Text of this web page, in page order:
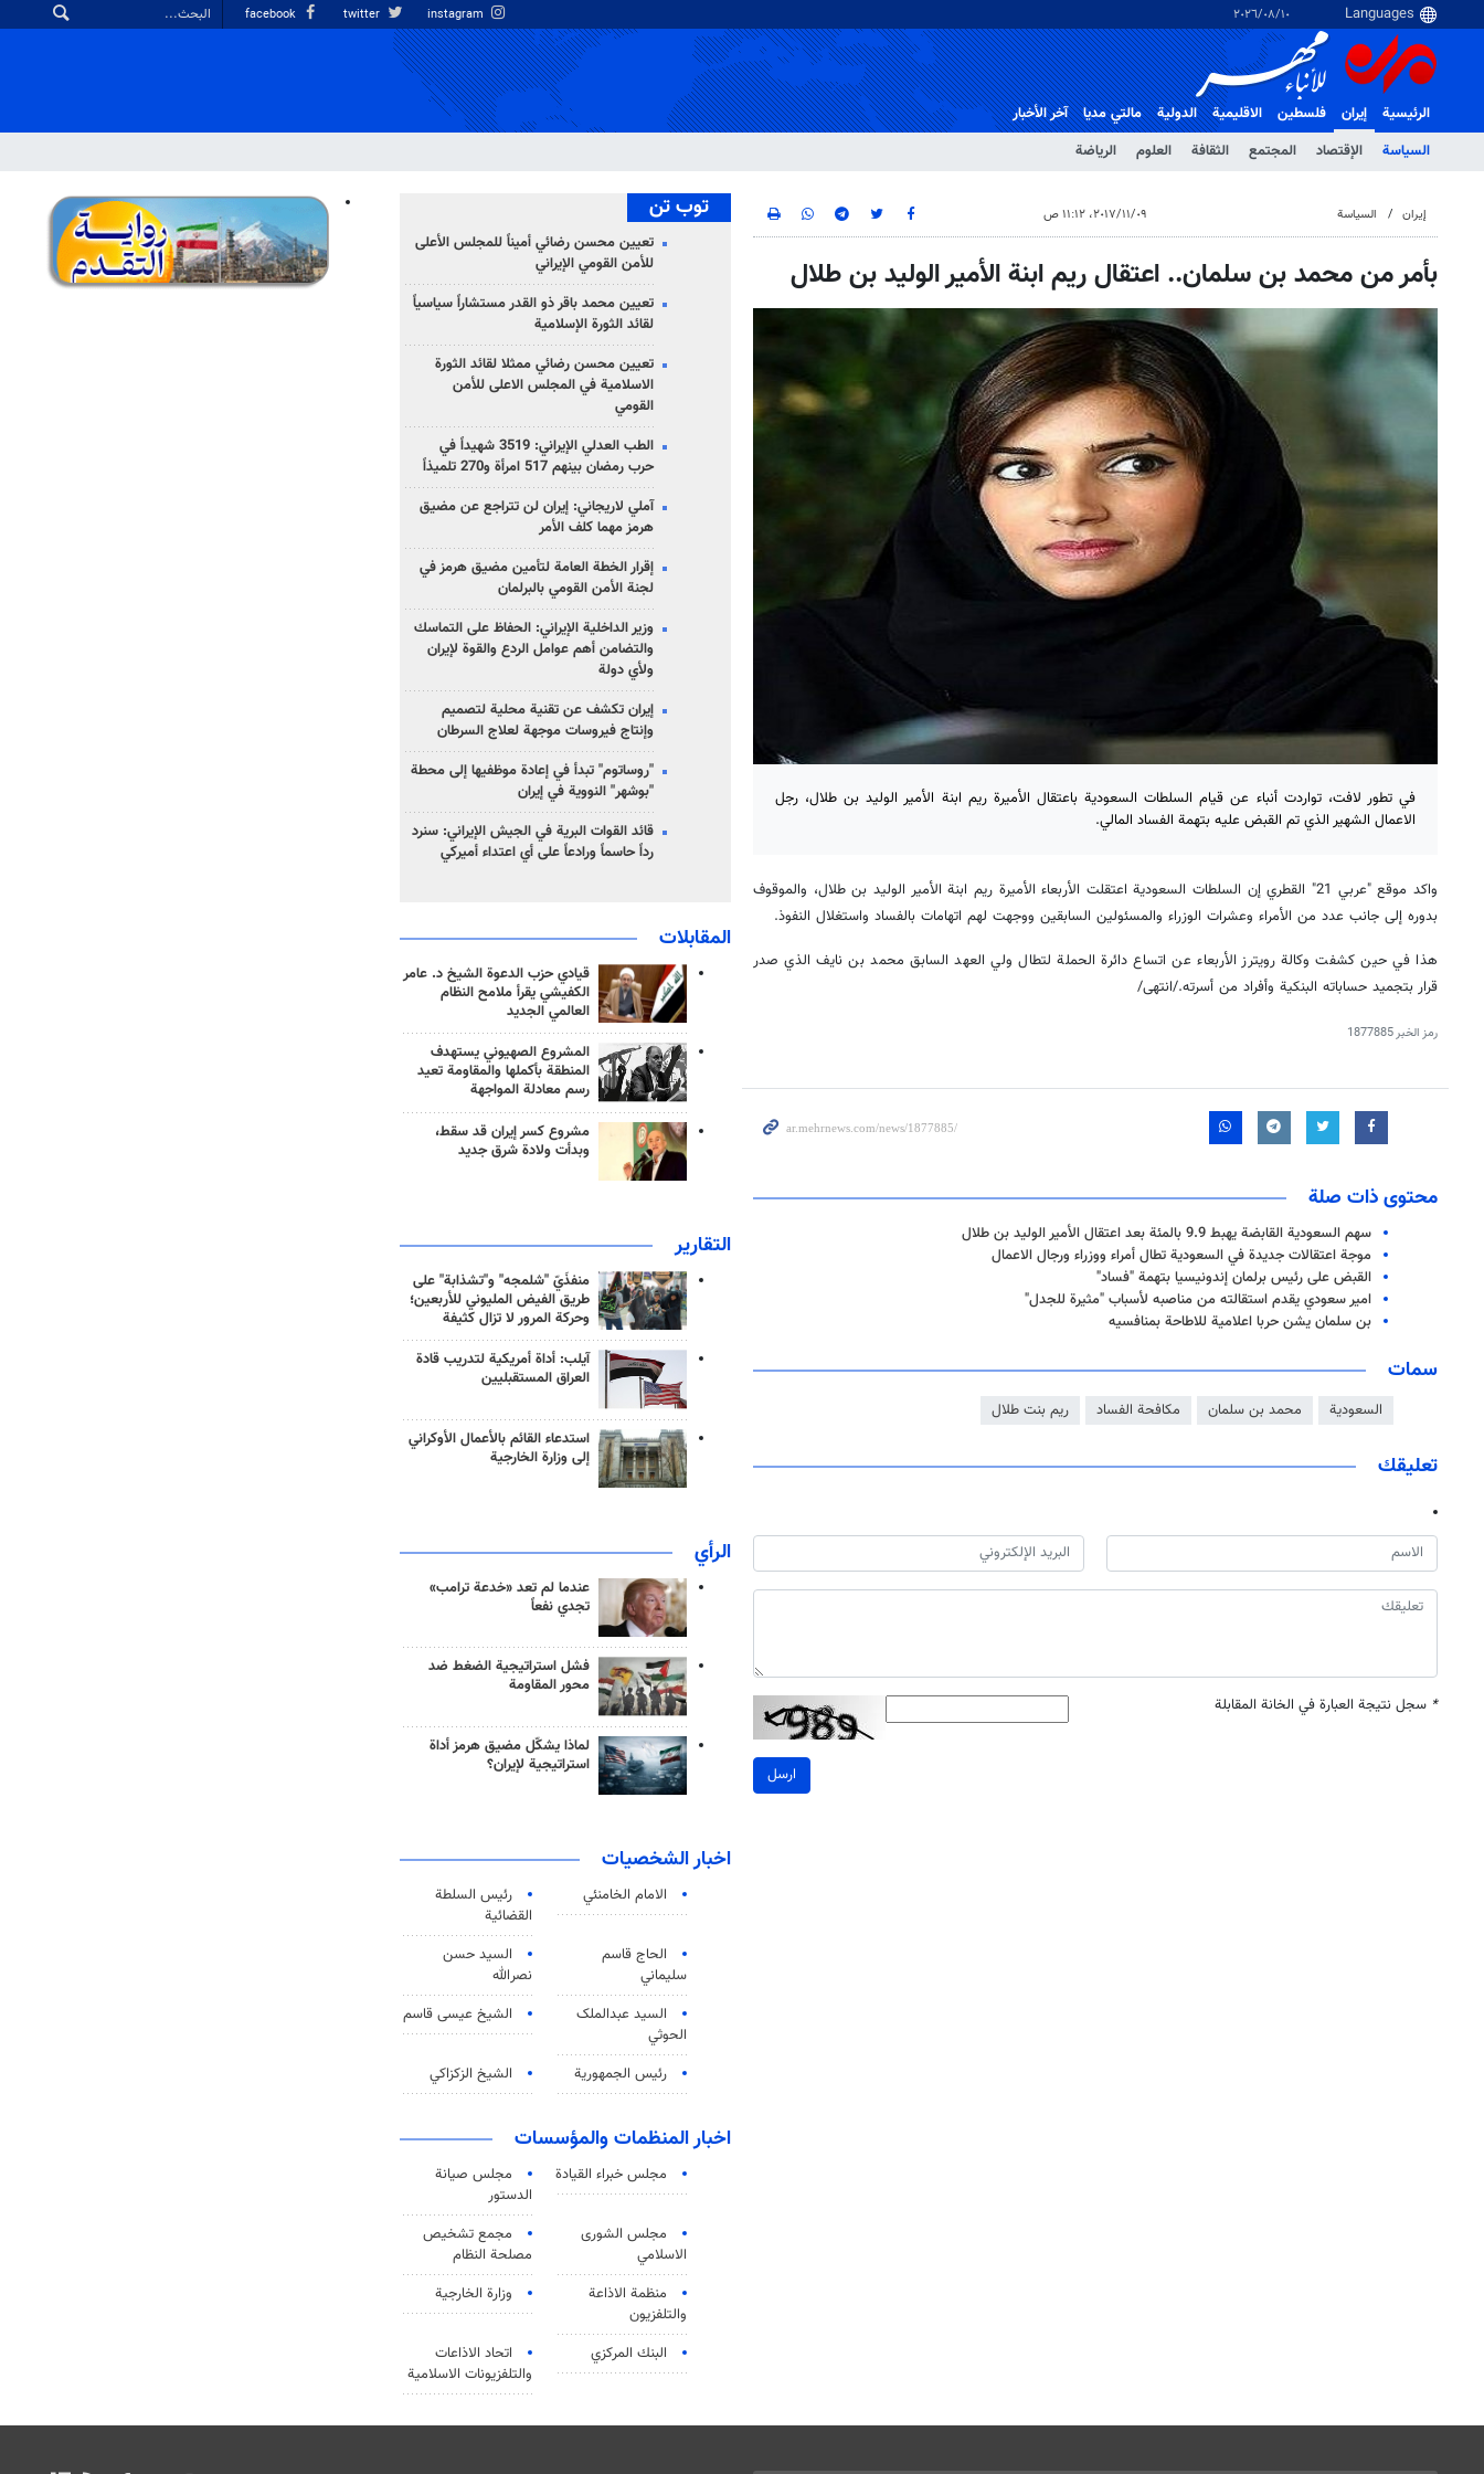
١٠‏/٠٨‏/٢٠٢٦
الرئيسية
إيران
السياسة
الإقتصاد المجتمع الثقافة العلوم الرياضة
فلسطین الاقلیمیة الدولية مالتي مدیا آخر الأخبار
إيران السياسة ٠٩‏/١١‏/٢٠١٧، ١١:١٢ ص
بأمر من محمد بن سلمان.. اعتقال ريم ابنة الأمير الوليد بن طلال
في تطور لافت، تواردت أنباء عن قيام السلطات السعودية باعتقال الأميرة ريم ابنة الأمير الوليد بن طلال، رجل
الاعمال الشهير الذي تم القبض عليه بتهمة الفساد المالي.
واكد موقع "عربي 21" القطري إن السلطات السعودية اعتقلت الأربعاء الأميرة ريم ابنة الأمير الوليد بن طلال، والموقوف
بدوره إلى جانب عدد من الأمراء وعشرات الوزراء والمسئولين السابقين ووجهت لهم اتهامات بالفساد واستغلال النفوذ.
هذا في حين كشفت وكالة رويترز الأربعاء عن اتساع دائرة الحملة لتطال ولي العهد السابق محمد بن نايف الذي صدر
قرار بتجميد حساباته البنكية وأفراد من أسرته./انتهى/
رمز الخبر1877885
محتوى ذات صلة
سهم السعودية القابضة يهبط 9.9 بالمئة بعد اعتقال الأمير الوليد بن طلال
موجة اعتقالات جديدة في السعودية تطال أمراء ووزراء ورجال الاعمال
القبض على رئيس برلمان إندونيسيا بتهمة "فساد"
امير سعودي يقدم استقالته من مناصبه لأسباب "مثيرة للجدل"
بن سلمان يشن حربا اعلامية للاطاحة بمنافسيه
سمات
السعودية محمد بن سلمان مكافحة الفساد ريم بنت طلال
تعليقك
* سجل نتيجة العبارة في الخانة المقابلة
ارسل
توب تن
تعيين محسن رضائي أميناً للمجلس الأعلى
للأمن القومي الإيراني
تعيين محمد باقر ذو القدر مستشاراً سياسياً
لقائد الثورة الإسلامية
تعيين محسن رضائي ممثلا لقائد الثورة
الاسلامية في المجلس الاعلى للأمن
القومي
الطب العدلي الإيراني: 3519 شهيداً في
حرب رمضان بينهم 517 امرأة و270 تلميذاً
آملي لاريجاني: إيران لن تتراجع عن مضيق
هرمز مهما كلف الأمر
إقرار الخطة العامة لتأمين مضيق هرمز في
لجنة الأمن القومي بالبرلمان
وزير الداخلية الإيراني: الحفاظ على التماسك
والتضامن أهم عوامل الردع والقوة لإيران
ولأي دولة
إيران تكشف عن تقنية محلية لتصميم
وإنتاج فيروسات موجهة لعلاج السرطان
"روساتوم" تبدأ في إعادة موظفيها إلى محطة
"بوشهر" النووية في إيران
قائد القوات البرية في الجيش الإيراني: سنرد
رداً حاسماً ورادعاً على أي اعتداء أميركي
المقابلات
قيادي حزب الدعوة الشيخ د. عامر
الكفيشي يقرأ ملامح النظام
العالمي الجديد
المشروع الصهيوني يستهدف
المنطقة بأكملها والمقاومة تعيد
رسم معادلة المواجهة
مشروع كسر إيران قد سقط،
وبدأت ولادة شرق جديد
التقارير
منفذَيّ "شلمجه" و"تشذابة" على
طريق الفيض المليوني للأربعين؛
وحركة المرور لا تزال كثيفة
آيلب: أداة أمريكية لتدريب قادة
العراق المستقبليين
استدعاء القائم بالأعمال الأوكراني
إلى وزارة الخارجية
الرأي
عندما لم تعد «خدعة ترامب»
تجدي نفعاً
فشل استراتيجية الضغط ضد
محور المقاومة
لماذا يشكّل مضيق هرمز أداة
استراتيجية لإيران؟
اخبار الشخصيات
الامام الخامنئي
رئیس السلطة
القضائیة
الحاج قاسم
سليماني
السيد حسن
نصرالله
السید عبدالملک
الحوثي
الشيخ عيسى قاسم
رئيس الجمهورية الشيخ الزكزاكي
اخبار المنظمات والمؤسسات
مجلس خبراء القيادة
مجلس صيانة
الدستور
مجلس الشورى
الاسلامي
مجمع تشخيص
مصلحة النظام
منظمة الاذاعة
والتلفزیون
وزارة الخارجية
البنك المركزي
اتحاد الاذاعات
والتلفزيونات الاسلامية